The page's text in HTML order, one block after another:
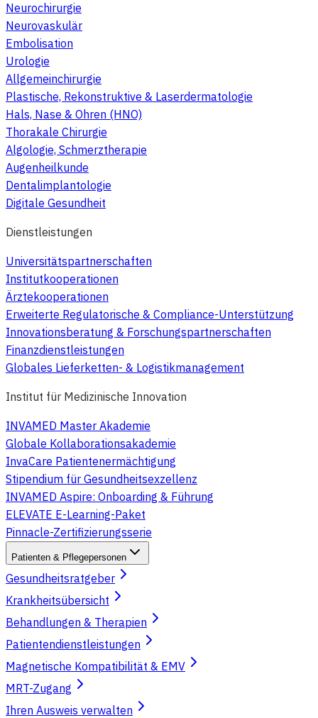
Neurochirurgie
Neurovaskulär
Embolisation
Urologie
Allgemeinchirurgie
Plastische, Rekonstruktive & Laserdermatologie
Hals, Nase & Ohren (HNO)
Thorakale Chirurgie
Algologie, Schmerztherapie
Augenheilkunde
Dentalimplantologie
Digitale Gesundheit
Dienstleistungen
Universitätspartnerschaften
Institutkooperationen
Ärztekooperationen
Erweiterte Regulatorische & Compliance-Unterstützung
Innovationsberatung & Forschungspartnerschaften
Finanzdienstleistungen
Globales Lieferketten- & Logistikmanagement
Institut für Medizinische Innovation
INVAMED Master Akademie
Globale Kollaborationsakademie
InvaCare Patientenermächtigung
Stipendium für Gesundheitsexzellenz
INVAMED Aspire: Onboarding & Führung
ELEVATE E-Learning-Paket
Pinnacle-Zertifizierungsserie
Patienten & Pflegepersonen
Gesundheitsratgeber
Krankheitsübersicht
Behandlungen & Therapien
Patientendienstleistungen
Magnetische Kompatibilität & EMV
MRT-Zugang
Ihren Ausweis verwalten